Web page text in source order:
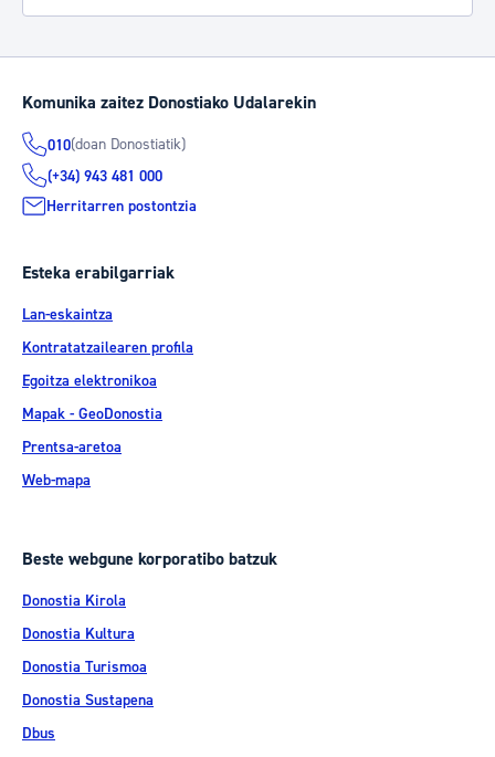
Komunika zaitez Donostiako Udalarekin
010(doan Donostiatik)
(+34) 943 481 000
Herritarren postontzia
Esteka erabilgarriak
Lan-eskaintza
Kontratatzailearen profila
Egoitza elektronikoa
Mapak - GeoDonostia
Prentsa-aretoa
Web-mapa
Beste webgune korporatibo batzuk
Donostia Kirola
Donostia Kultura
Donostia Turismoa
Donostia Sustapena
Dbus